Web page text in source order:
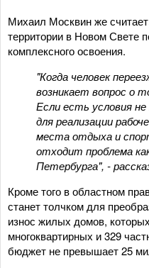
Михаил Москвин же
территории в Новом Свете
комплексного освоения.
"Когда человек
возникает вопрос о
Если есть условия
для реализации
места отдыха и
отходит проблема
Петербурга", -
Кроме того в областном
станет толчком для
износ жилых домов,
многоквартирных и 329
бюджет не превышает 25